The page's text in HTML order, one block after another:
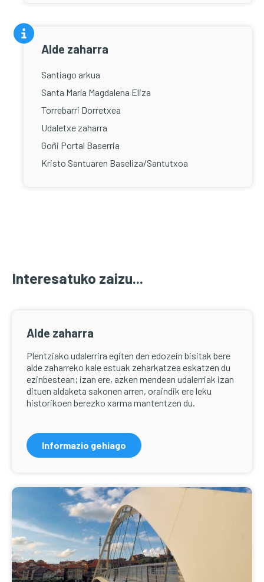
Alde zaharra
Santiago arkua
Santa María Magdalena Eliza
Torrebarri Dorretxea
Udaletxe zaharra
Goñi Portal Baserria
Kristo Santuaren Baseliza/Santutxoa
Interesatuko zaizu...
Alde zaharra
Plentziako udalerrira egiten den edozein bisitak bere
alde zaharreko kale estuak zeharkatzea eskatzen du
ezinbestean; izan ere, azken mendean udalerriak izan
dituen aldaketa sakonen arren, oraindik ere leku
historikoen berezko xarma mantentzen du.
Informazio gehiago